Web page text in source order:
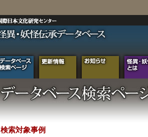
検索対象事例